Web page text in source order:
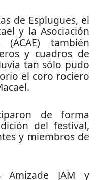
de Esplugues, el
y la Asociación
también
y cuadros de
tan sólo pudo
el coro rociero
de forma
del festival,
y miembros de
Amizade JAM y